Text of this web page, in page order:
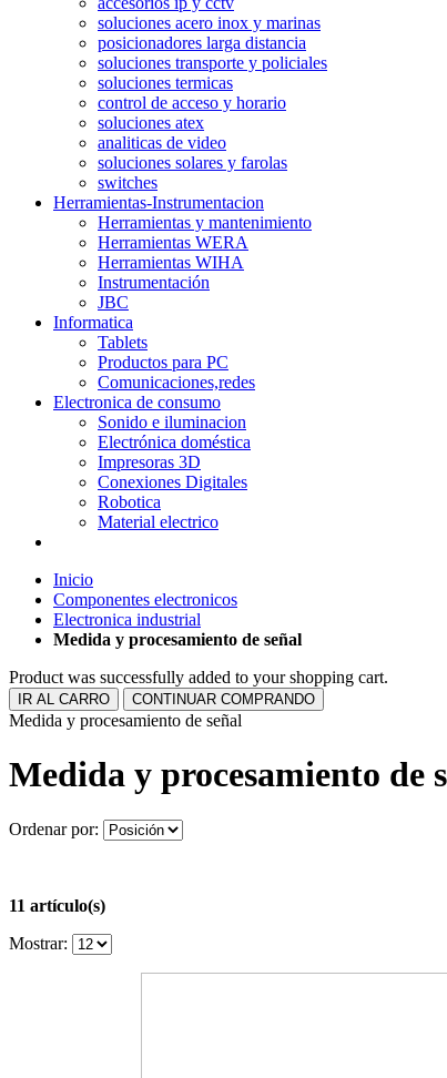
soluciones acero inox y marinas
posicionadores larga distancia
soluciones transporte y policiales
soluciones termicas
control de acceso y horario
soluciones atex
analiticas de video
soluciones solares y farolas
switches
Herramientas-Instrumentacion
Herramientas y mantenimiento
Herramientas WERA
Herramientas WIHA
Instrumentación
JBC
Informatica
Tablets
Productos para PC
Comunicaciones,redes
Electronica de consumo
Sonido e iluminacion
Electrónica doméstica
Impresoras 3D
Conexiones Digitales
Robotica
Material electrico
Inicio
Componentes electronicos
Electronica industrial
Medida y procesamiento de señal
Product was successfully added to your shopping cart.
IR AL CARRO CONTINUAR COMPRANDO
Medida y procesamiento de señal
Medida y procesamiento de
Ordenar por:
11 artículo(s)
Mostrar: